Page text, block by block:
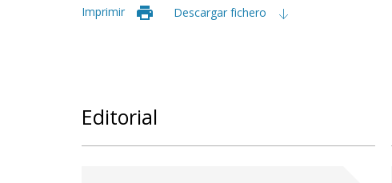
Imprimir Descargar fichero
Editorial